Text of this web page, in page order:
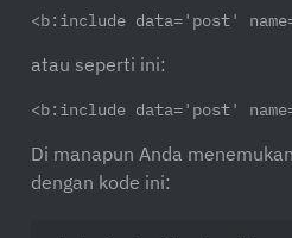
<b:include data='post'
atau seperti ini:
<b:include data='post'
Di manapun Anda
dengan kode ini: